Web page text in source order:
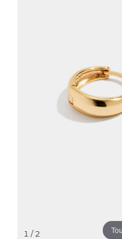
1 / 2